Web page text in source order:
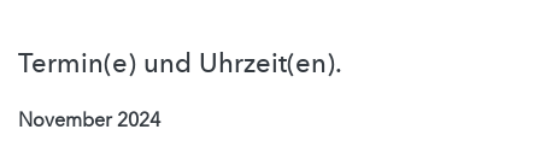
Termin(e) und Uhrzeit(en).
November 2024